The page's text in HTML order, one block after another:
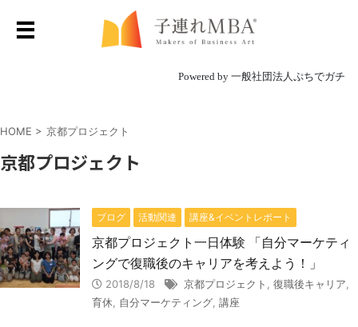
Powered by 一般社団法人ぷちでガチ
HOME > 京都プロジェクト
京都プロジェクト
ブログ 活動関連 講座&イベントレポート
京都プロジェクト一日体験 「自分マーケティ
ングで復職後のキャリアを考えよう！」
2018/8/18 京都プロジェクト 復職後キャリア
育休
自分マーケティング 講座